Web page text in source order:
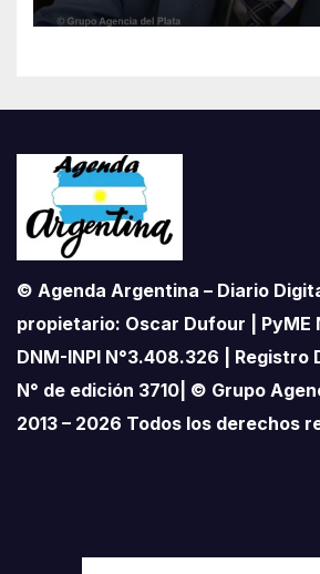
© Agenda Argentina – Diario
propietario: Oscar Dufour | PyME
DNM-INPI N°3.408.326 | Registro
N° de edición 3710| © Grupo
2013 – 2026 Todos los derechos